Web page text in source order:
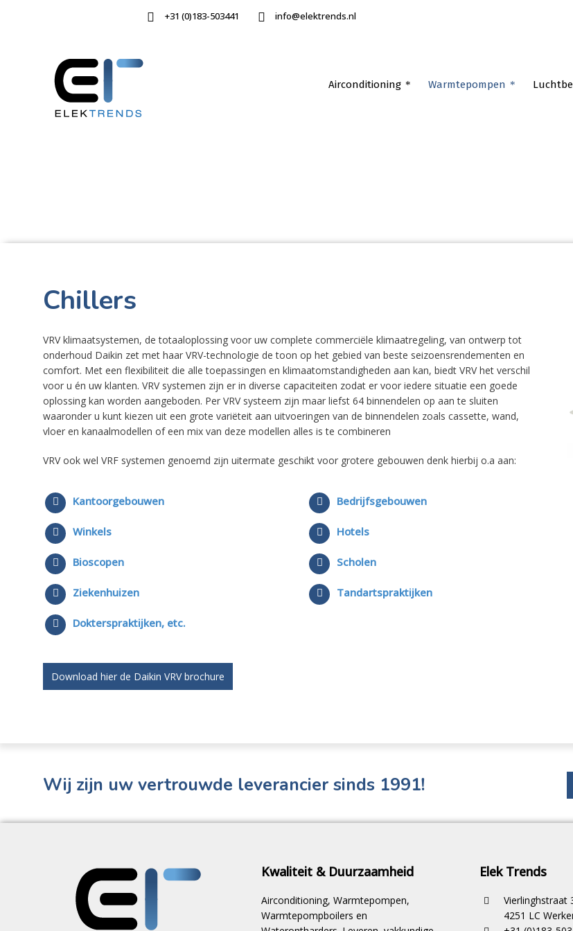
+31 (0)183-503441 info@elektrends.nl
Airconditioning Warmtepompen
Chillers
VRV klimaatsystemen, de totaaloplossing voor uw complete commerciële klimaatregeling, van ontwerp tot
onderhoud Daikin zet met haar VRV-technologie de toon op het gebied van beste seizoensrendementen en
comfort. Met een flexibiliteit die alle toepassingen en klimaatomstandigheden aan kan, biedt VRV het verschil
voor u én uw klanten. VRV systemen zijn er in diverse capaciteiten zodat er voor iedere situatie een goede
oplossing kan worden aangeboden. Per VRV systeem zijn maar liefst 64 binnendelen op aan te sluiten
waaronder u kunt kiezen uit een grote variëteit aan uitvoeringen van de binnendelen zoals cassette, wand,
vloer en kanaalmodellen of een mix van deze modellen alles is te combineren
VRV ook wel VRF systemen genoemd zijn uitermate geschikt voor grotere gebouwen denk hierbij o.a aan:
Kantoorgebouwen Bedrijfsgebouwen
Winkels Hotels
Bioscopen Scholen
Ziekenhuizen Tandartspraktijken
Dokterspraktijken, etc.
Download hier de Daikin VRV brochure
Wij zijn uw vertrouwde leverancier sinds 1991!
Kwaliteit & Duurzaamheid
Airconditioning, Warmtepompen,
Warmtepompboilers en
Elek Trends
Vierlinghstraat
4251 LC